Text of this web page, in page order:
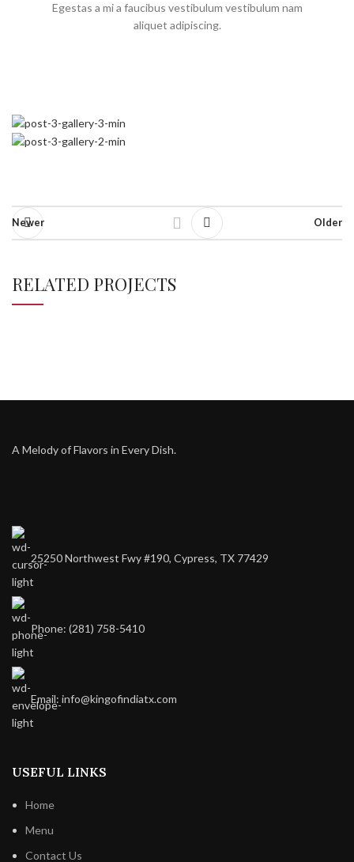
Egestas a mi a faucibus vestibulum vestibulum nam
aliquet adipiscing.
Newer Older
RELATED PROJECTS
A Melody of Flavors in Every Dish.
25250 Northwest Fwy #190, Cypress, TX 77429
Phone: (281) 758-5410
Email: info@kingofindiatx.com
USEFUL LINKS
Home
Menu
Contact Us